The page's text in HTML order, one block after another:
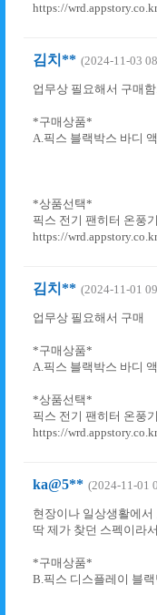
https://
김치** (2024-11-03
업무상 필요해서 구매
*구매상품*
A.픽스 블랙박스 바디
*상품선택*
픽스 전기 팬히터 온풍
https://
김치** (2024-11-01
업무상 필요해서 구매
*구매상품*
A.픽스 블랙박스 바디
*상품선택*
픽스 전기 팬히터 온풍
https://
ka@5** (2024-11-01
현장이나 일상생활에
딱 제가 찾던 스펙이라
*구매상품*
B.픽스 디스플레이 블